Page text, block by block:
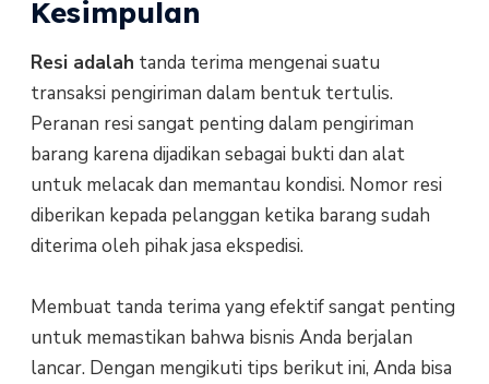
Kesimpulan
Resi adalah tanda terima mengenai suatu
transaksi pengiriman dalam bentuk tertulis.
Peranan resi sangat penting dalam pengiriman
barang karena dijadikan sebagai bukti dan alat
untuk melacak dan memantau kondisi. Nomor resi
diberikan kepada pelanggan ketika barang sudah
diterima oleh pihak jasa ekspedisi.
Membuat tanda terima yang efektif sangat penting
untuk memastikan bahwa bisnis Anda berjalan
lancar. Dengan mengikuti tips berikut ini, Anda bisa